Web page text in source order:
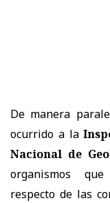
De manera
ocurrido a la
Nacional de
organismos
respecto de las